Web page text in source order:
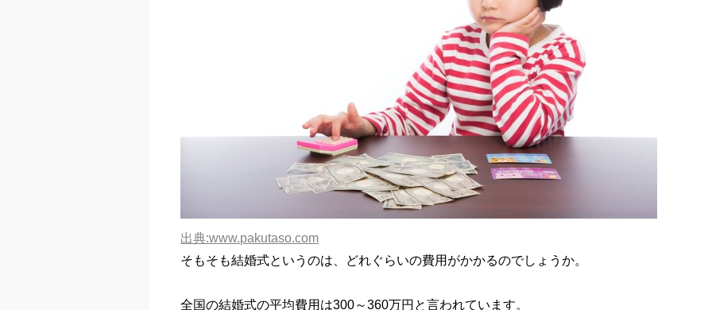
出典:www.pakutaso.com
そもそも結婚式というのは、どれぐらいの費用がかかるのでしょうか。
全国の結婚式の平均費用は300～360万円と言われています。